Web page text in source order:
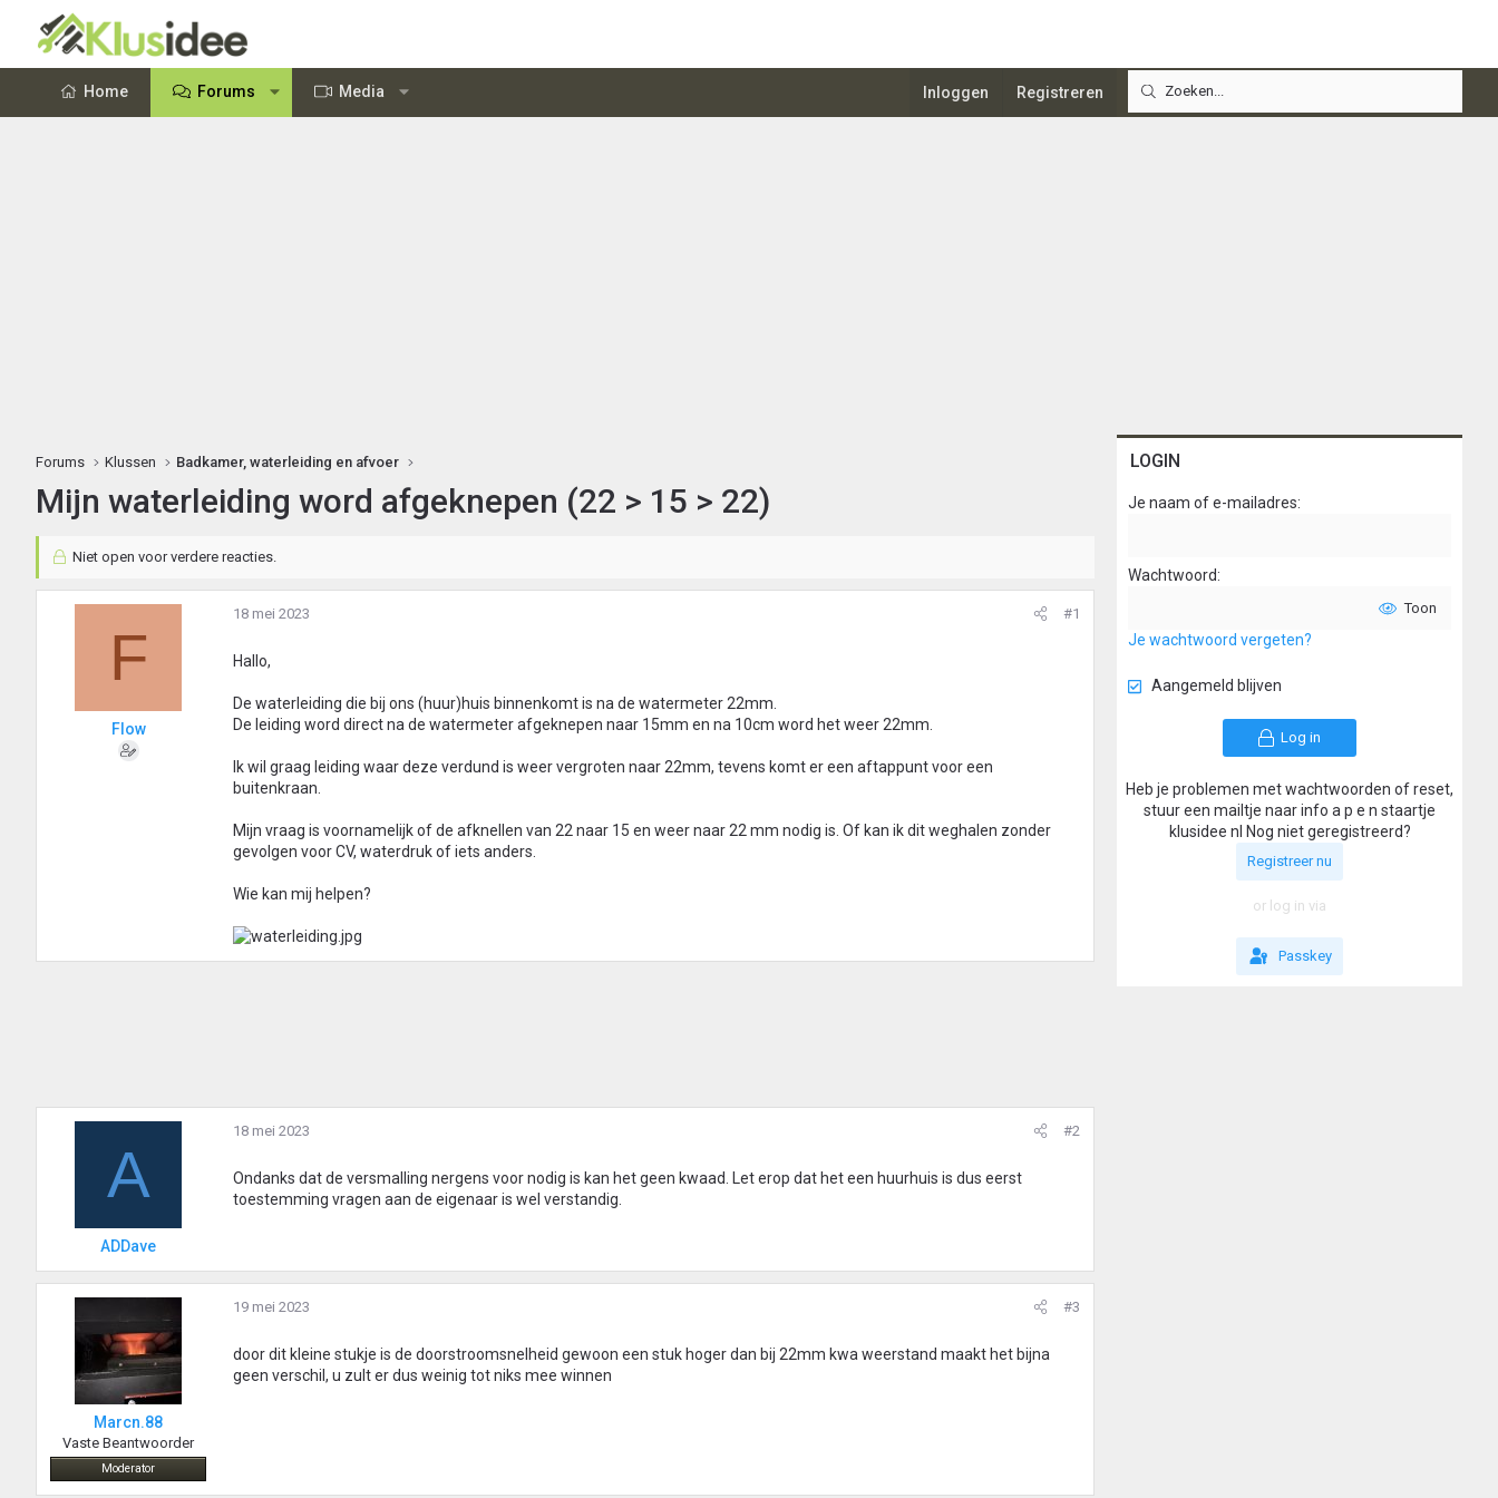
Home Forums Media Inloggen Registreren
Forums Klussen Badkamer, waterleiding en afvoer
Mijn waterleiding word afgeknepen (22 > 15 > 22)
Niet open voor verdere reacties.
F
Flow
18 mei 2023 #1
Hallo,
De waterleiding die bij ons (huur)huis binnenkomt is na de watermeter 22mm.
De leiding word direct na de watermeter afgeknepen naar 15mm en na 10cm word het weer 22mm.
Ik wil graag leiding waar deze verdund is weer vergroten naar 22mm, tevens komt er een aftappunt voor een
buitenkraan.
Mijn vraag is voornamelijk of de afknellen van 22 naar 15 en weer naar 22 mm nodig is. Of kan ik dit weghalen zonder
gevolgen voor CV, waterdruk of iets anders.
Wie kan mij helpen?
A
ADDave
18 mei 2023 #2
Ondanks dat de versmalling nergens voor nodig is kan het geen kwaad. Let erop dat het een huurhuis is dus eerst
toestemming vragen aan de eigenaar is wel verstandig.
Marcn.88
Vaste Beantwoorder
Moderator
19 mei 2023 #3
door dit kleine stukje is de doorstroomsnelheid gewoon een stuk hoger dan bij 22mm kwa weerstand maakt het bijna
geen verschil, u zult er dus weinig tot niks mee winnen
LOGIN
Je naam of e-mailadres
Wachtwoord
Toon
Je wachtwoord vergeten?
Aangemeld blijven
Log in
Heb je problemen met wachtwoorden of reset,
stuur een mailtje naar info a p e n staartje
klusidee nl Nog niet geregistreerd?
Registreer nu
or log in via
Passkey